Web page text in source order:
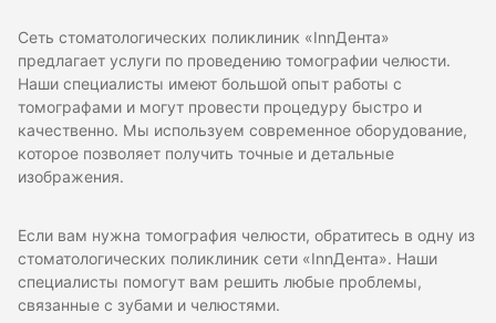
Сеть стоматологических поликлиник «InnДента»
предлагает услуги по проведению томографии челюсти.
Наши специалисты имеют большой опыт работы с
томографами и могут провести процедуру быстро и
качественно. Мы используем современное оборудование,
которое позволяет получить точные и детальные
изображения.
Если вам нужна томография челюсти, обратитесь в одну из
стоматологических поликлиник сети «InnДента». Наши
специалисты помогут вам решить любые проблемы,
связанные с зубами и челюстями.